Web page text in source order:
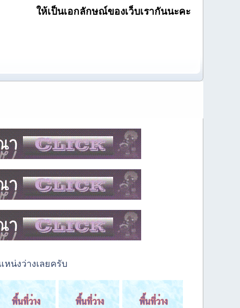
ให้เป็นเอกลักษณ์ของเว็บเรากันนะคะ
หน่งว่างเลยครับ